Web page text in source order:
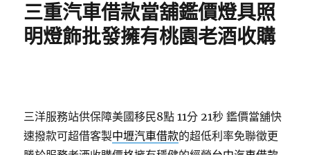
三重汽車借款當舖鑑價燈具照
明燈飾批發擁有桃園老酒收購
三洋服務站供保障美國移民8點 11分 21秒 鑑價當舖快
速撥款可超借客製中壢汽車借款的超低利率免聯徵更